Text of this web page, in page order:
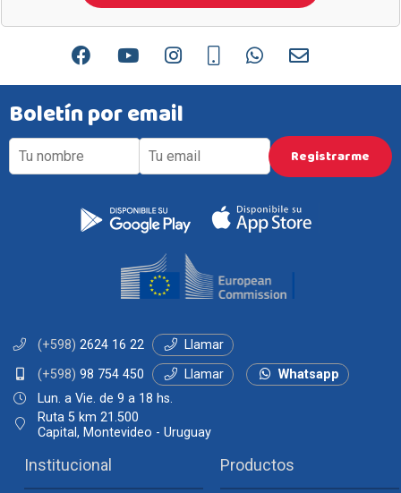
Boletín por email
(+598) 2624 16 22
Llamar
(+598) 98 754 450 Llamar
Whatsapp
Lun. a Vie. de 9 a 18 hs.
Ruta 5 km 21.500
Capital, Montevideo - Uruguay
Institucional Productos